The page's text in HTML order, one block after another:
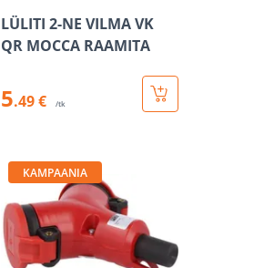
LÜLITI 2-NE VILMA VK
QR MOCCA RAAMITA
5.49 € /tk
KAMPAANIA